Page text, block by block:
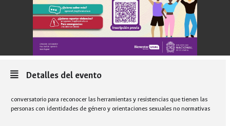
Detalles del evento
conversatorio para reconocer las herramientas y resistencias que tienen las
personas con identidades de género y orientaciones sexuales no normativas